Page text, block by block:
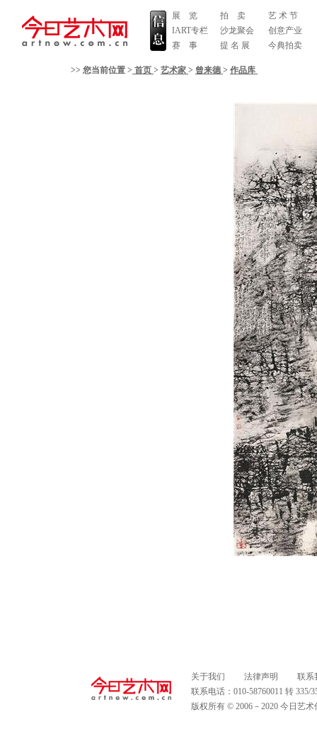
展 览
IART专栏
赛 事
拍 卖
沙龙聚会
提 名 展
艺 术 节
创意产业
今典拍卖
>> 您当前位置 > 首页 > 艺术家 > 曾来德> 作品库
关于我们 法律声明
联系
联系电话：010-58760011 转
版权所有 © 2006－2020 今日艺